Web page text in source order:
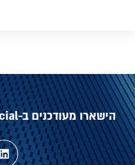
הישארו מעודכנים ב-Social של חטיבת המדיקל